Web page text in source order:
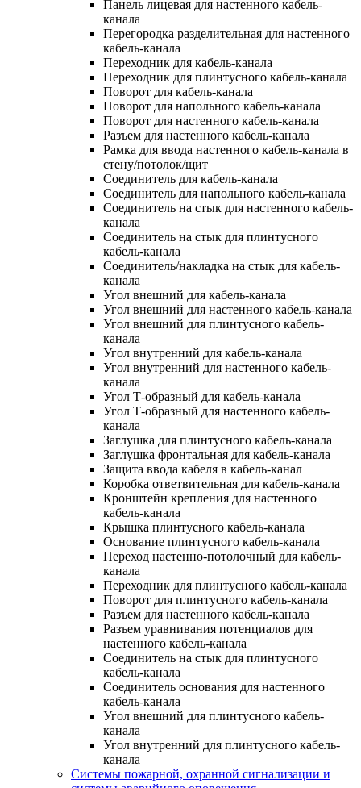
Панель лицевая для настенного кабель-
канала
Перегородка разделительная для настенного
кабель-канала
Переходник для кабель-канала
Переходник для плинтусного кабель-канала
Поворот для кабель-канала
Поворот для напольного кабель-канала
Поворот для настенного кабель-канала
Разъем для настенного кабель-канала
Рамка для ввода настенного кабель-канала в
стену/потолок/щит
Соединитель для кабель-канала
Соединитель для напольного кабель-канала
Соединитель на стык для настенного кабель-
канала
Соединитель на стык для плинтусного
кабель-канала
Соединитель/накладка на стык для кабель-
канала
Угол внешний для кабель-канала
Угол внешний для настенного кабель-канала
Угол внешний для плинтусного кабель-
канала
Угол внутренний для кабель-канала
Угол внутренний для настенного кабель-
канала
Угол Т-образный для кабель-канала
Угол Т-образный для настенного кабель-
канала
Заглушка для плинтусного кабель-канала
Заглушка фронтальная для кабель-канала
Защита ввода кабеля в кабель-канал
Коробка ответвительная для кабель-канала
Кронштейн крепления для настенного
кабель-канала
Крышка плинтусного кабель-канала
Основание плинтусного кабель-канала
Переход настенно-потолочный для кабель-
канала
Переходник для плинтусного кабель-канала
Поворот для плинтусного кабель-канала
Разъем для настенного кабель-канала
Разъем уравнивания потенциалов для
настенного кабель-канала
Соединитель на стык для плинтусного
кабель-канала
Соединитель основания для настенного
кабель-канала
Угол внешний для плинтусного кабель-
канала
Угол внутренний для плинтусного кабель-
канала
Системы пожарной, охранной сигнализации и